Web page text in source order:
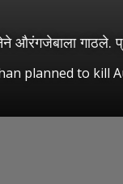
औरंगजेबाला गाठले.
planned to kill